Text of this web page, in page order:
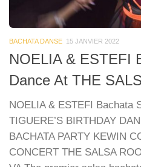
BACHATA DANSE 15 JANVIER 2022
NOELIA & ESTEFI
Dance At THE
NOELIA & ESTEFI Bachata
TIGUERE’S BIRTHDAY
BACHATA PARTY KEWIN
CONCERT THE SALSA